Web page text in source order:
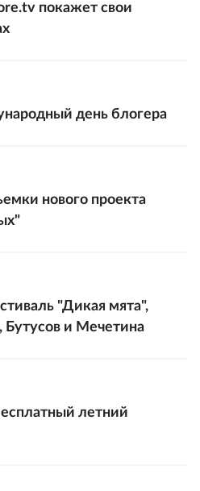
покажет свои
день блогера
нового проекта
"Дикая мята",
Бутусов и Мечетина
летний